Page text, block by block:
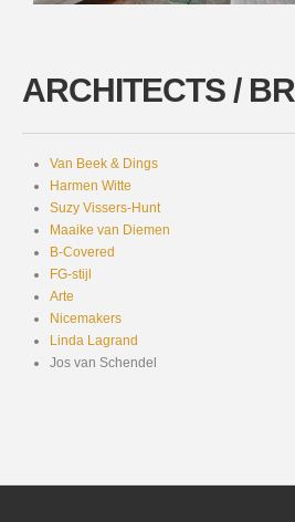
ARCHITECTS /
Van Beek & Dings
Harmen Witte
Suzy Vissers-Hunt
Maaike van Diemen
B-Covered
FG-stijl
Arte
Nicemakers
Linda Lagrand
Jos van Schendel